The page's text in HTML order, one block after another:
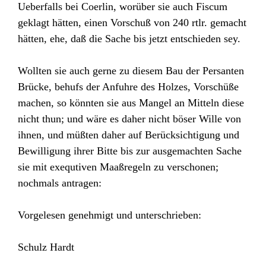
Ueberfalls bei Coerlin, worüber sie auch Fiscum
geklagt hätten, einen Vorschuß von 240 rtlr. gemacht
hätten, ehe, daß die Sache bis jetzt entschieden sey.
Wollten sie auch gerne zu diesem Bau der Persanten
Brücke, behufs der Anfuhre des Holzes, Vorschüße
machen, so könnten sie aus Mangel an Mitteln diese
nicht thun; und wäre es daher nicht böser Wille von
ihnen, und müßten daher auf Berücksichtigung und
Bewilligung ihrer Bitte bis zur ausgemachten Sache
sie mit exequtiven Maaßregeln zu verschonen;
nochmals antragen:
Vorgelesen genehmigt und unterschrieben:
Schulz Hardt